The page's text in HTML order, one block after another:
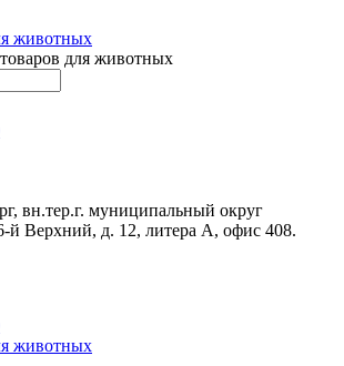
для животных
вн.тер.г. муниципальный округ
й Верхний, д. 12, литера А, офис 408.